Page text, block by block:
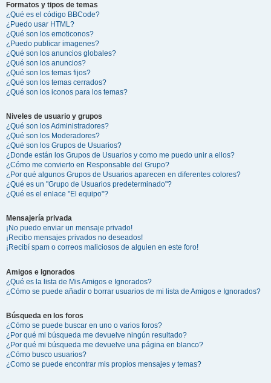
Formatos y tipos de temas
¿Qué es el código BBCode?
¿Puedo usar HTML?
¿Qué son los emoticonos?
¿Puedo publicar imagenes?
¿Qué son los anuncios globales?
¿Qué son los anuncios?
¿Qué son los temas fijos?
¿Qué son los temas cerrados?
¿Qué son los iconos para los temas?
Niveles de usuario y grupos
¿Qué son los Administradores?
¿Qué son los Moderadores?
¿Qué son los Grupos de Usuarios?
¿Donde están los Grupos de Usuarios y como me puedo unir a ellos?
¿Cómo me convierto en Responsable del Grupo?
¿Por qué algunos Grupos de Usuarios aparecen en diferentes colores?
¿Qué es un "Grupo de Usuarios predeterminado"?
¿Qué es el enlace "El equipo"?
Mensajería privada
¡No puedo enviar un mensaje privado!
¡Recibo mensajes privados no deseados!
¡Recibí spam o correos maliciosos de alguien en este foro!
Amigos e Ignorados
¿Qué es la lista de Mis Amigos e Ignorados?
¿Cómo se puede añadir o borrar usuarios de mi lista de Amigos e Ignorados?
Búsqueda en los foros
¿Cómo se puede buscar en uno o varios foros?
¿Por qué mi búsqueda me devuelve ningún resultado?
¿Por qué mi búsqueda me devuelve una página en blanco?
¿Cómo busco usuarios?
¿Como se puede encontrar mis propios mensajes y temas?